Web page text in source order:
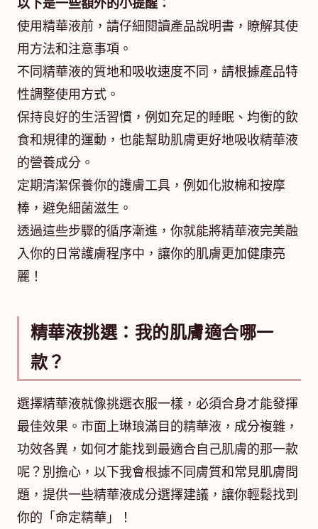
以下是一些額外的小提醒：
使用精華液前，請仔細閱讀產品說明書，瞭解其使
用方法和注意事項。
不同精華液的質地和吸收速度不同，請根據產品特
性調整使用方式。
保持良好的生活習慣，例如充足的睡眠、均衡的飲
食和規律的運動，也能幫助肌膚更好地吸收精華液
的營養成分。
定期清潔保養你的護膚工具，例如化妝棉和按摩
棒，避免細菌滋生。
透過這些步驟的循序漸進，你就能將精華液完美融
入你的日常護膚程序中，讓你的肌膚更加健康亮
麗！
精華液挑選：我的肌膚適合哪一
款？
選擇精華液就像挑選衣服一樣，必須合身才能發揮
最佳效果。市面上琳琅滿目的精華液，成分複雜，
功效各異，如何才能找到最適合自己肌膚的那一款
呢？別擔心，以下我會根據不同膚質和常見肌膚問
題，提供一些精華液成分選擇建議，讓你輕鬆找到
你的「命定精華」！